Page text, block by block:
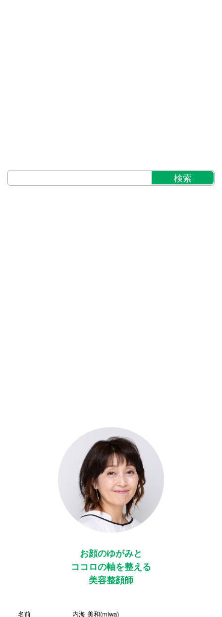
お顔のゆがみと
ココロの軸を整える
美容整顔師
名前 内海 美和(miwa)